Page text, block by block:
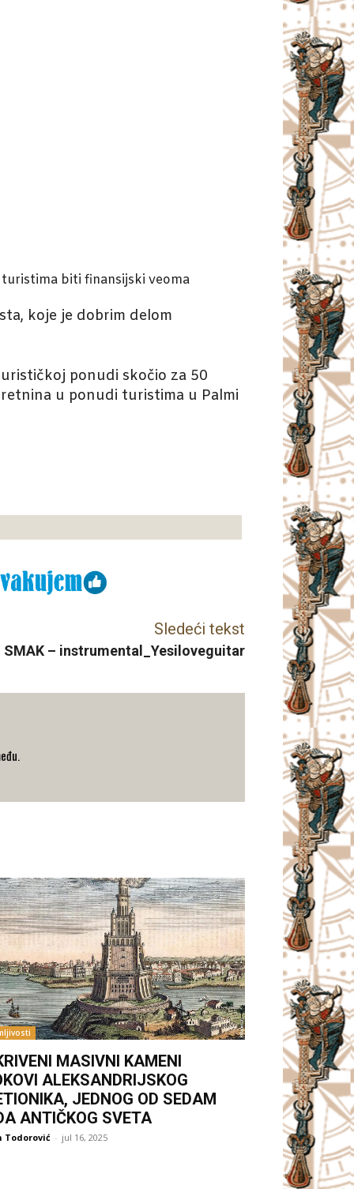
biti finansijski veoma
koje je dobrim delom
ponudi skočio za 50
u ponudi turistima u Palmi
Sledeći tekst
– instrumental_Yesiloveguitar
MASIVNI KAMENI
ALEKSANDRIJSKOG
JEDNOG OD SEDAM
ANTIČKOG SVETA
Todorović - jul 16, 2025